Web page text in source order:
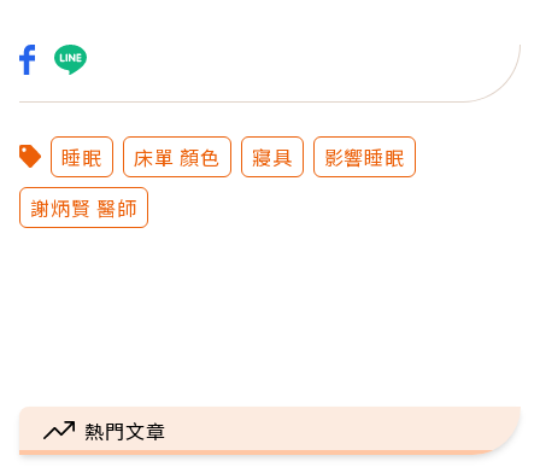
睡眠 床單 顏色 寢具
影響睡眠
謝炳賢 醫師
熱門文章